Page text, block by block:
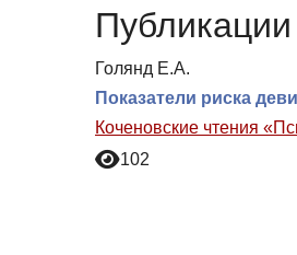
Голянд Е.А.
Показатели риска
Коченовские чтения
102